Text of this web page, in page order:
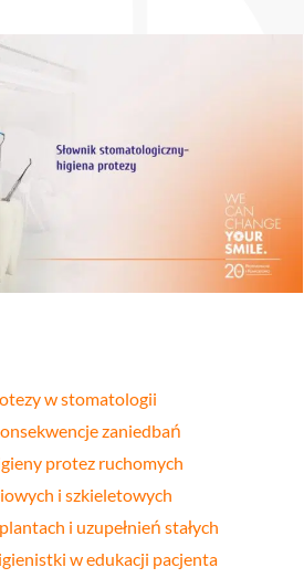
w stomatologii
zaniedbań
protez ruchomych
i szkieletowych
i uzupełnień stałych
w edukacji pacjenta